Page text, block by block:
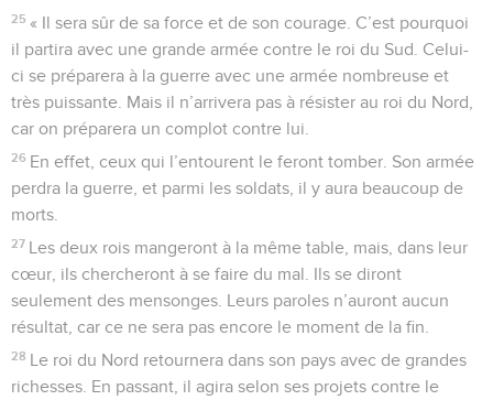
25 « Il sera sûr de sa force et de son courage. C’est pourquoi
il partira avec une grande armée contre le roi du Sud. Celui-
ci se préparera à la guerre avec une armée nombreuse et
très puissante. Mais il n’arrivera pas à résister au roi du Nord,
car on préparera un complot contre lui.
26 En effet, ceux qui l’entourent le feront tomber. Son armée
perdra la guerre, et parmi les soldats, il y aura beaucoup de
morts.
27 Les deux rois mangeront à la même table, mais, dans leur
cœur, ils chercheront à se faire du mal. Ils se diront
seulement des mensonges. Leurs paroles n’auront aucun
résultat, car ce ne sera pas encore le moment de la fin.
28 Le roi du Nord retournera dans son pays avec de grandes
richesses. En passant, il agira selon ses projets contre le